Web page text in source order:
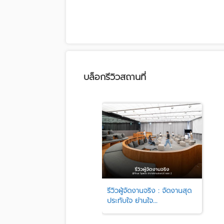
บล็อกรีวิวสถานที่
รีวิวผู้จัดงานจริง : จัดงานสุด
ประทับใจ ย่านใจ...